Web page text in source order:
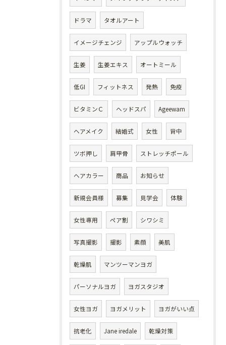
ドラマ タオルアート
イメージチェンジ アップルウォッチ
生姜 生姜エキス オートミール
低GI フィットネス 発熱 免疫
ビタミンＣ ヘッドスパ Ageewam
ヘアメイク 結婚式 女性 背中
ツボ押し 肩甲骨 ストレッチポール
ヘアカラー 商品 お知らせ
新規会員様 募集 見学会 体験
女性専用 ペア割 シワシミ
写真撮影 撮影 素顔 美肌
乾燥肌 マンツーマンヨガ
パーソナルヨガ ヨガスタジオ
女性ヨガ ヨガメリット ヨガがいい点
抗老化 Jane iredale 乾燥対策